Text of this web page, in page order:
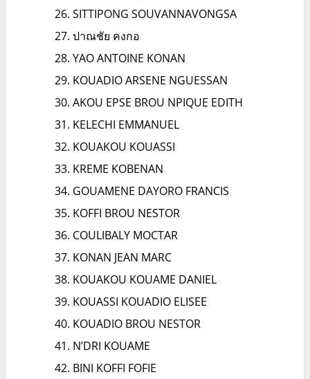
SITTIPONG SOUVANNAVONGSA
ปาณชัย คงกอ
YAO ANTOINE KONAN
KOUADIO ARSENE NGUESSAN
AKOU EPSE BROU NPIQUE EDITH
KELECHI EMMANUEL
KOUAKOU KOUASSI
KREME KOBENAN
GOUAMENE DAYORO FRANCIS
KOFFI BROU NESTOR
COULIBALY MOCTAR
KONAN JEAN MARC
KOUAKOU KOUAME DANIEL
KOUASSI KOUADIO ELISEE
KOUADIO BROU NESTOR
N’DRI KOUAME
BINI KOFFI FOFIE